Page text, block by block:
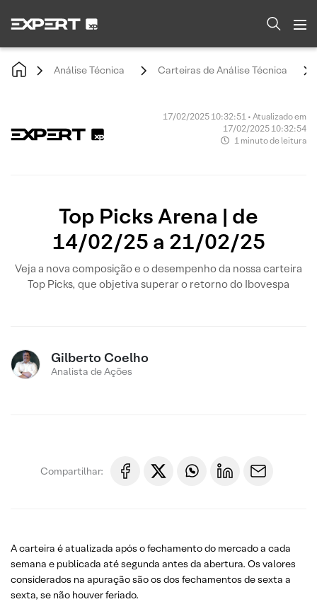
Análise Técnica Carteiras de Análise Técnica
17/02/2025 10:32:51 • Atualizado em
17/02/2025 10:32:54
1 minuto de leitura
Top Picks Arena | de
14/02/25 a 21/02/25
Veja a nova composição e o desempenho da nossa carteira
Top Picks, que objetiva superar o retorno do Ibovespa
Gilberto Coelho
Analista de Ações
Compartilhar:
A carteira é atualizada após o fechamento do mercado a cada
semana e publicada até segunda antes da abertura. Os valores
considerados na apuração são os dos fechamentos de sexta a
sexta, se não houver feriado.